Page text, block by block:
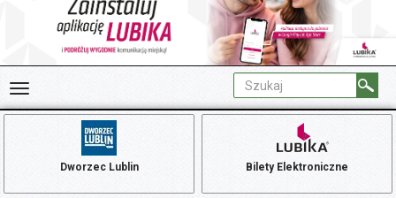
Dworzec Lublin Bilety Elektroniczne